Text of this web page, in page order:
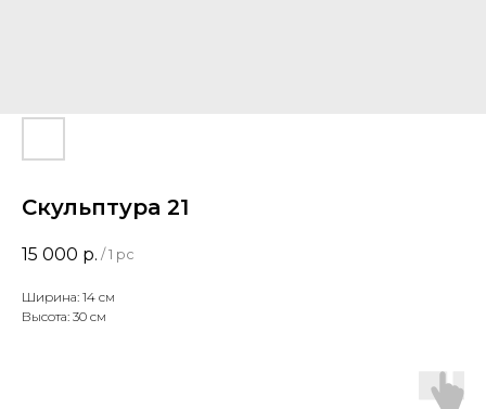
Скульптура 21
15 000 р. / 1 pc
Ширина: 14 см
Высота: 30 см